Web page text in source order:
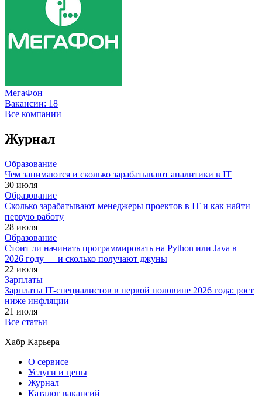
МегаФон
Вакансии: 18
Все компании
Журнал
Образование
Чем занимаются и сколько зарабатывают аналитики в IT
30 июля
Образование
Сколько зарабатывают менеджеры проектов в IT и как найти
первую работу
28 июля
Образование
Стоит ли начинать программировать на Python или Java в
2026 году — и сколько получают джуны
22 июля
Зарплаты
Зарплаты IT-специалистов в первой половине 2026 года: рост
ниже инфляции
21 июля
Все статьи
Хабр Карьера
О сервисе
Услуги и цены
Журнал
Каталог вакансий